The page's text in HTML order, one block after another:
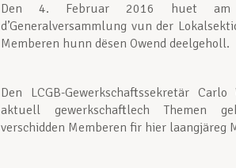
Den 4. Februar 2016 huet am
d’Generalversammlung vun der
Memberen hunn dësen Owend deelgeholl.
Den LCGB-Gewerkschaftssekretär
aktuell gewerkschaftlech Themen
verschidden Memberen fir hier laangjäreg